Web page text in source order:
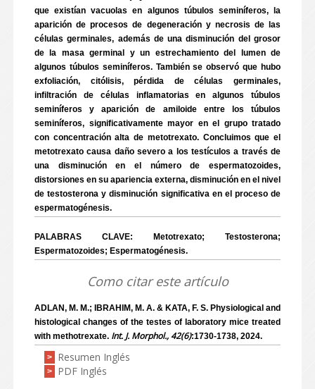
que existían vacuolas en algunos túbulos seminíferos, la
aparición de procesos de degeneración y necrosis de las
células germinales, además de una disminución del grosor
de la masa germinal y un estrechamiento del lumen de
algunos túbulos seminíferos. También se observó que hubo
exfoliación, citólisis, pérdida de células germinales,
infiltración de células inflamatorias en algunos túbulos
seminíferos y aparición de amiloide entre los túbulos
seminíferos, significativamente mayor en el grupo tratado
con concentración alta de metotrexato. Concluimos que el
metotrexato causa daño severo a los testículos a través de
una disminución en el número de espermatozoides,
distorsiones en su apariencia externa, disminución en el nivel
de testosterona y disminución significativa en el proceso de
espermatogénesis.
PALABRAS CLAVE: Metotrexato; Testosterona;
Espermatozoides; Espermatogénesis.
Como citar este artículo
ADLAN, M. M.; IBRAHIM, M. A. & KATA, F. S. Physiological and
histological changes of the testes of laboratory mice treated
with methotrexate. Int. J. Morphol., 42(6):1730-1738, 2024.
> Resumen Inglés
> PDF Inglés